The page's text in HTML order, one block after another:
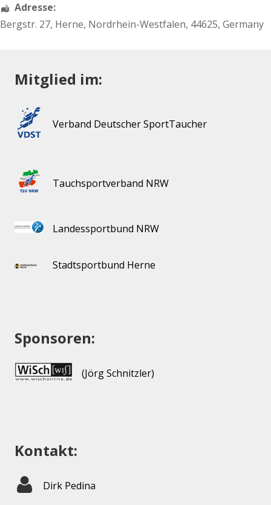
Adresse:
Bergstr. 27, Herne, Nordrhein-Westfalen, 44625, Germany
Mitglied im:
Verband Deutscher SportTaucher
Tauchsportverband NRW
Landessportbund NRW
Stadtsportbund Herne
Sponsoren:
(Jörg Schnitzler)
Kontakt:
Dirk Pedina